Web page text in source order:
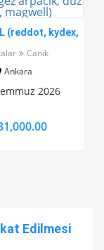
(reddot, kydex,
Canik
Ankara
2026
Edilmesi